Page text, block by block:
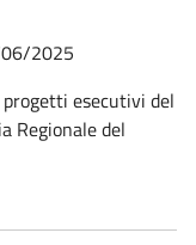
2025
esecutivi del
Regionale del